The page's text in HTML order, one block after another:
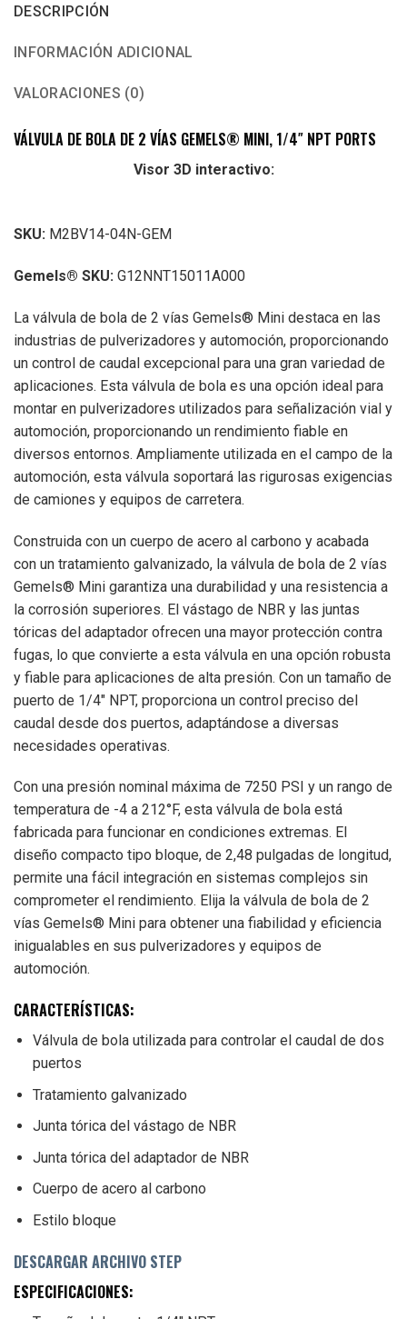
DESCRIPCIÓN
INFORMACIÓN ADICIONAL
VALORACIONES (0)
VÁLVULA DE BOLA DE 2 VÍAS GEMELS® MINI, 1/4″ NPT PORTS
Visor 3D interactivo:
SKU: M2BV14-04N-GEM
Gemels® SKU: G12NNT15011A000
La válvula de bola de 2 vías Gemels® Mini destaca en las
industrias de pulverizadores y automoción, proporcionando
un control de caudal excepcional para una gran variedad de
aplicaciones. Esta válvula de bola es una opción ideal para
montar en pulverizadores utilizados para señalización vial y
automoción, proporcionando un rendimiento fiable en
diversos entornos. Ampliamente utilizada en el campo de la
automoción, esta válvula soportará las rigurosas exigencias
de camiones y equipos de carretera.
Construida con un cuerpo de acero al carbono y acabada
con un tratamiento galvanizado, la válvula de bola de 2 vías
Gemels® Mini garantiza una durabilidad y una resistencia a
la corrosión superiores. El vástago de NBR y las juntas
tóricas del adaptador ofrecen una mayor protección contra
fugas, lo que convierte a esta válvula en una opción robusta
y fiable para aplicaciones de alta presión. Con un tamaño de
puerto de 1/4″ NPT, proporciona un control preciso del
caudal desde dos puertos, adaptándose a diversas
necesidades operativas.
Con una presión nominal máxima de 7250 PSI y un rango de
temperatura de -4 a 212°F, esta válvula de bola está
fabricada para funcionar en condiciones extremas. El
diseño compacto tipo bloque, de 2,48 pulgadas de longitud,
permite una fácil integración en sistemas complejos sin
comprometer el rendimiento. Elija la válvula de bola de 2
vías Gemels® Mini para obtener una fiabilidad y eficiencia
inigualables en sus pulverizadores y equipos de
automoción.
CARACTERÍSTICAS:
Válvula de bola utilizada para controlar el caudal de dos
puertos
Tratamiento galvanizado
Junta tórica del vástago de NBR
Junta tórica del adaptador de NBR
Cuerpo de acero al carbono
Estilo bloque
DESCARGAR ARCHIVO STEP
ESPECIFICACIONES: